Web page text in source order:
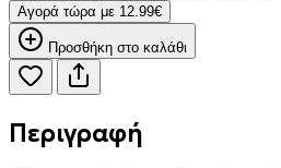
Aγορά τώρα με 12.99€
Προσθήκη στο καλάθι
Περιγραφή